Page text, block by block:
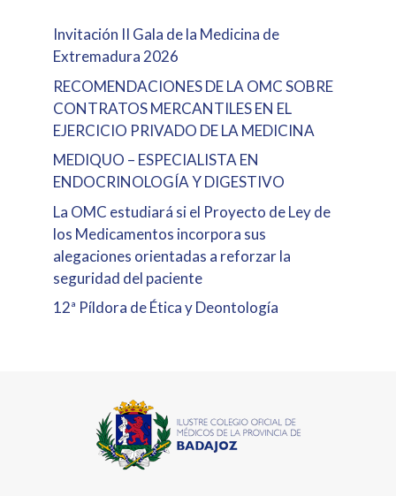
Invitación II Gala de la Medicina de
Extremadura 2026
RECOMENDACIONES DE LA OMC SOBRE
CONTRATOS MERCANTILES EN EL
EJERCICIO PRIVADO DE LA MEDICINA
MEDIQUO – ESPECIALISTA EN
ENDOCRINOLOGÍA Y DIGESTIVO
La OMC estudiará si el Proyecto de Ley de
los Medicamentos incorpora sus
alegaciones orientadas a reforzar la
seguridad del paciente
12ª Píldora de Ética y Deontología